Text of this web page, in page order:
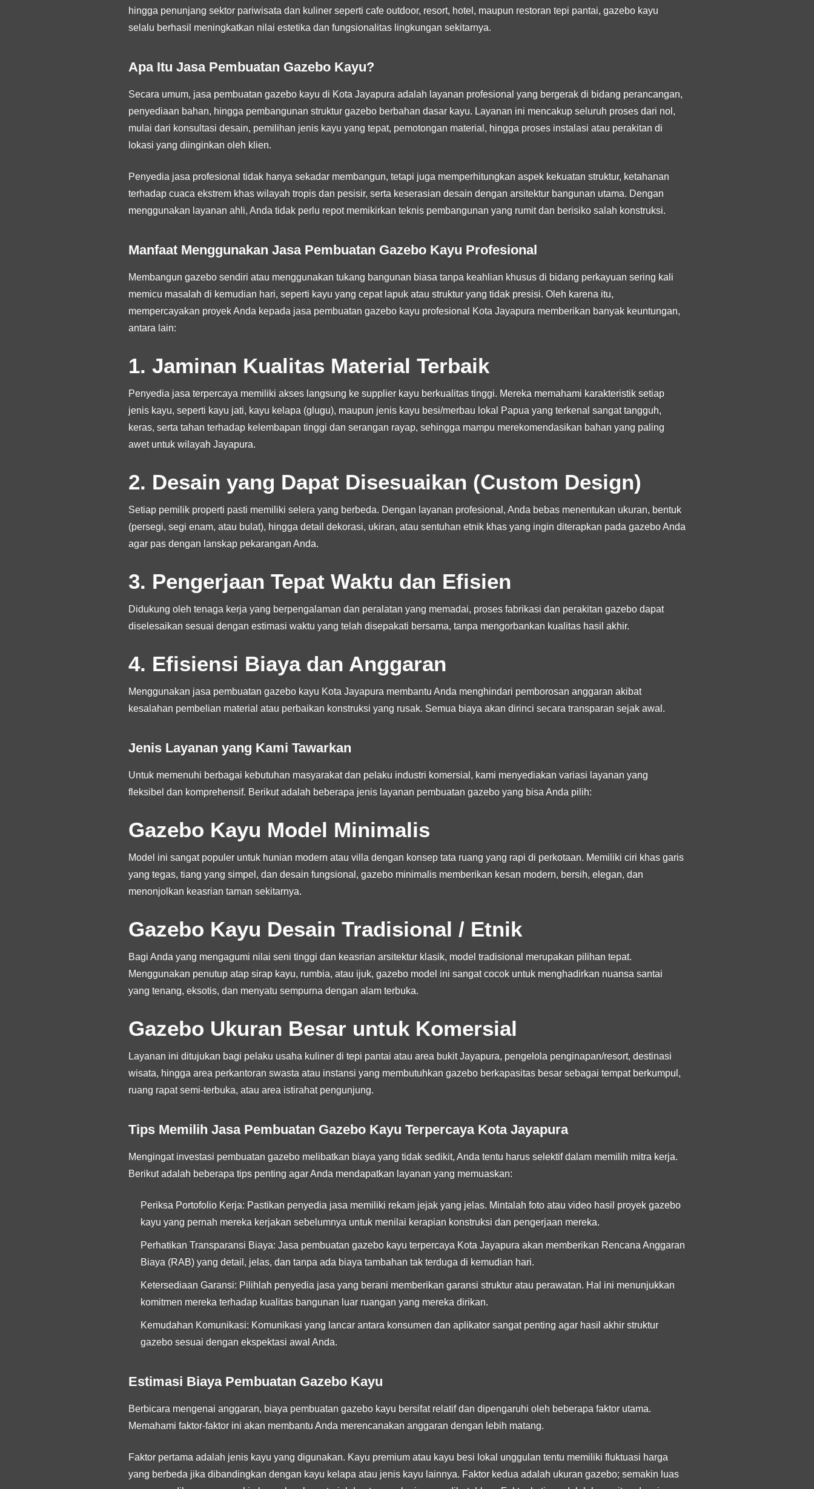
hingga penunjang sektor pariwisata dan kuliner seperti cafe outdoor, resort, hotel, maupun restoran tepi pantai, gazebo kayu
selalu berhasil meningkatkan nilai estetika dan fungsionalitas lingkungan sekitarnya.
Apa Itu Jasa Pembuatan Gazebo Kayu?
Secara umum, jasa pembuatan gazebo kayu di Kota Jayapura adalah layanan profesional yang bergerak di bidang perancangan,
penyediaan bahan, hingga pembangunan struktur gazebo berbahan dasar kayu. Layanan ini mencakup seluruh proses dari nol,
mulai dari konsultasi desain, pemilihan jenis kayu yang tepat, pemotongan material, hingga proses instalasi atau perakitan di
lokasi yang diinginkan oleh klien.
Penyedia jasa profesional tidak hanya sekadar membangun, tetapi juga memperhitungkan aspek kekuatan struktur, ketahanan
terhadap cuaca ekstrem khas wilayah tropis dan pesisir, serta keserasian desain dengan arsitektur bangunan utama. Dengan
menggunakan layanan ahli, Anda tidak perlu repot memikirkan teknis pembangunan yang rumit dan berisiko salah konstruksi.
Manfaat Menggunakan Jasa Pembuatan Gazebo Kayu Profesional
Membangun gazebo sendiri atau menggunakan tukang bangunan biasa tanpa keahlian khusus di bidang perkayuan sering kali
memicu masalah di kemudian hari, seperti kayu yang cepat lapuk atau struktur yang tidak presisi. Oleh karena itu,
mempercayakan proyek Anda kepada jasa pembuatan gazebo kayu profesional Kota Jayapura memberikan banyak keuntungan,
antara lain:
1. Jaminan Kualitas Material Terbaik
Penyedia jasa terpercaya memiliki akses langsung ke supplier kayu berkualitas tinggi. Mereka memahami karakteristik setiap
jenis kayu, seperti kayu jati, kayu kelapa (glugu), maupun jenis kayu besi/merbau lokal Papua yang terkenal sangat tangguh,
keras, serta tahan terhadap kelembapan tinggi dan serangan rayap, sehingga mampu merekomendasikan bahan yang paling
awet untuk wilayah Jayapura.
2. Desain yang Dapat Disesuaikan (Custom Design)
Setiap pemilik properti pasti memiliki selera yang berbeda. Dengan layanan profesional, Anda bebas menentukan ukuran, bentuk
(persegi, segi enam, atau bulat), hingga detail dekorasi, ukiran, atau sentuhan etnik khas yang ingin diterapkan pada gazebo Anda
agar pas dengan lanskap pekarangan Anda.
3. Pengerjaan Tepat Waktu dan Efisien
Didukung oleh tenaga kerja yang berpengalaman dan peralatan yang memadai, proses fabrikasi dan perakitan gazebo dapat
diselesaikan sesuai dengan estimasi waktu yang telah disepakati bersama, tanpa mengorbankan kualitas hasil akhir.
4. Efisiensi Biaya dan Anggaran
Menggunakan jasa pembuatan gazebo kayu Kota Jayapura membantu Anda menghindari pemborosan anggaran akibat
kesalahan pembelian material atau perbaikan konstruksi yang rusak. Semua biaya akan dirinci secara transparan sejak awal.
Jenis Layanan yang Kami Tawarkan
Untuk memenuhi berbagai kebutuhan masyarakat dan pelaku industri komersial, kami menyediakan variasi layanan yang
fleksibel dan komprehensif. Berikut adalah beberapa jenis layanan pembuatan gazebo yang bisa Anda pilih:
Gazebo Kayu Model Minimalis
Model ini sangat populer untuk hunian modern atau villa dengan konsep tata ruang yang rapi di perkotaan. Memiliki ciri khas garis
yang tegas, tiang yang simpel, dan desain fungsional, gazebo minimalis memberikan kesan modern, bersih, elegan, dan
menonjolkan keasrian taman sekitarnya.
Gazebo Kayu Desain Tradisional / Etnik
Bagi Anda yang mengagumi nilai seni tinggi dan keasrian arsitektur klasik, model tradisional merupakan pilihan tepat.
Menggunakan penutup atap sirap kayu, rumbia, atau ijuk, gazebo model ini sangat cocok untuk menghadirkan nuansa santai
yang tenang, eksotis, dan menyatu sempurna dengan alam terbuka.
Gazebo Ukuran Besar untuk Komersial
Layanan ini ditujukan bagi pelaku usaha kuliner di tepi pantai atau area bukit Jayapura, pengelola penginapan/resort, destinasi
wisata, hingga area perkantoran swasta atau instansi yang membutuhkan gazebo berkapasitas besar sebagai tempat berkumpul,
ruang rapat semi-terbuka, atau area istirahat pengunjung.
Tips Memilih Jasa Pembuatan Gazebo Kayu Terpercaya Kota Jayapura
Mengingat investasi pembuatan gazebo melibatkan biaya yang tidak sedikit, Anda tentu harus selektif dalam memilih mitra kerja.
Berikut adalah beberapa tips penting agar Anda mendapatkan layanan yang memuaskan:
Periksa Portofolio Kerja: Pastikan penyedia jasa memiliki rekam jejak yang jelas. Mintalah foto atau video hasil proyek gazebo
kayu yang pernah mereka kerjakan sebelumnya untuk menilai kerapian konstruksi dan pengerjaan mereka.
Perhatikan Transparansi Biaya: Jasa pembuatan gazebo kayu terpercaya Kota Jayapura akan memberikan Rencana Anggaran
Biaya (RAB) yang detail, jelas, dan tanpa ada biaya tambahan tak terduga di kemudian hari.
Ketersediaan Garansi: Pilihlah penyedia jasa yang berani memberikan garansi struktur atau perawatan. Hal ini menunjukkan
komitmen mereka terhadap kualitas bangunan luar ruangan yang mereka dirikan.
Kemudahan Komunikasi: Komunikasi yang lancar antara konsumen dan aplikator sangat penting agar hasil akhir struktur
gazebo sesuai dengan ekspektasi awal Anda.
Estimasi Biaya Pembuatan Gazebo Kayu
Berbicara mengenai anggaran, biaya pembuatan gazebo kayu bersifat relatif dan dipengaruhi oleh beberapa faktor utama.
Memahami faktor-faktor ini akan membantu Anda merencanakan anggaran dengan lebih matang.
Faktor pertama adalah jenis kayu yang digunakan. Kayu premium atau kayu besi lokal unggulan tentu memiliki fluktuasi harga
yang berbeda jika dibandingkan dengan kayu kelapa atau jenis kayu lainnya. Faktor kedua adalah ukuran gazebo; semakin luas